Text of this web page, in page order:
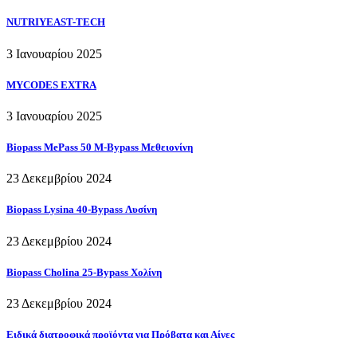
NUTRIYEAST-TECH
3 Ιανουαρίου 2025
MYCODES EXTRA
3 Ιανουαρίου 2025
Biopass MePass 50 M-Bypass Μεθειονίνη
23 Δεκεμβρίου 2024
Biopass Lysina 40-Bypass Λυσίνη
23 Δεκεμβρίου 2024
Biopass Cholina 25-Bypass Χολίνη
23 Δεκεμβρίου 2024
Ειδικά διατροφικά προϊόντα για Πρόβατα και Αίγες